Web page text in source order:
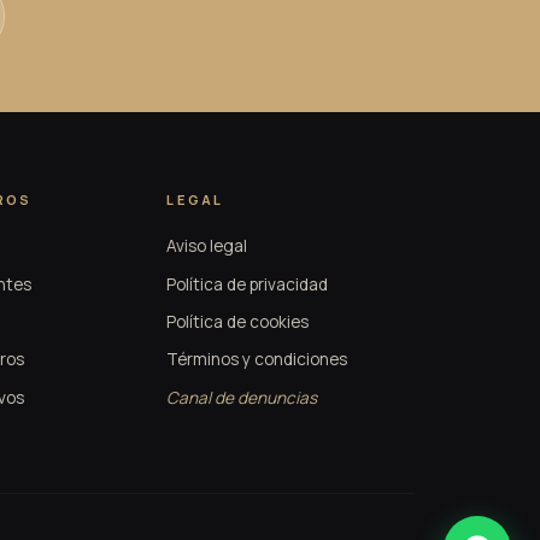
LEGAL
Aviso legal
Política de privacidad
Política de cookies
Términos y condiciones
Canal de denuncias